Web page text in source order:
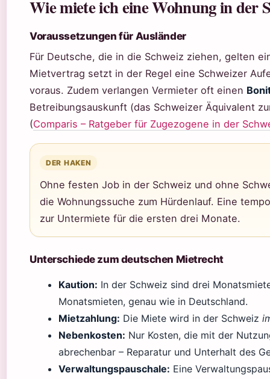
Wie miete ich eine Wohnung in der
Voraussetzungen für Ausländer
Für Deutsche, die in die Schweiz ziehen, gelten
Mietvertrag setzt in der Regel eine Schweizer
voraus. Zudem verlangen Vermieter oft einen
Betreibungsauskunft (das Schweizer Äquivalent
(Comparis – Ratgeber für Zugezogene in der
DER HAKEN
Ohne festen Job in der Schweiz und ohne
die Wohnungssuche zum Hürdenlauf. Eine
zur Untermiete für die ersten drei Monate.
Unterschiede zum deutschen Mietrecht
Kaution: In der Schweiz sind drei
Monatsmieten, genau wie in Deutschland.
Mietzahlung: Die Miete wird in der Schweiz
Nebenkosten: Nur Kosten, die mit der
abrechenbar – Reparatur und Unterhalt des
Verwaltungspauschale: Eine